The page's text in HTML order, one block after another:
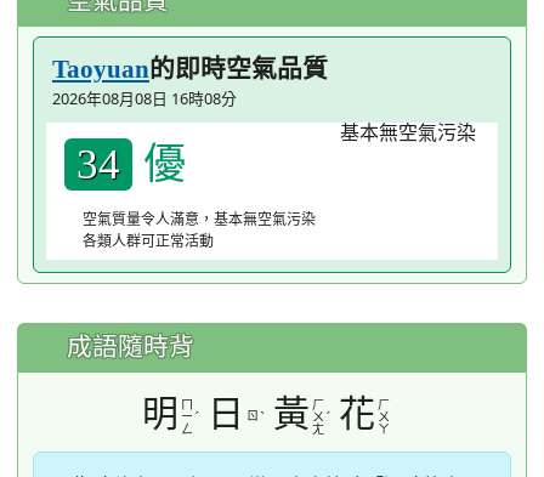
Taoyuan的即時空氣品質
2026年08月08日 16時08分
34 優
空氣質量令人滿意，基本無空氣污染
各類人群可正常活動
成語隨時背
明
ㄇ
ㄧ
ㄥ
ˊ 日 ㄖ ˋ 黃 ㄏ
ㄨ
ㄤ
ˊ 花 ㄏ
ㄨ
ㄚ